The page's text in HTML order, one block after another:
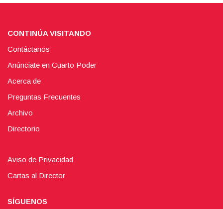
CONTINÚA VISITANDO
Contáctanos
Anúnciate en Cuarto Poder
Acerca de
Preguntas Frecuentes
Archivo
Directorio
Aviso de Privacidad
Cartas al Director
SÍGUENOS